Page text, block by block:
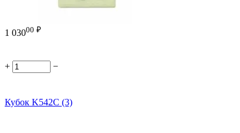
1 03000 ₽
+ −
Кубок K542C (3)